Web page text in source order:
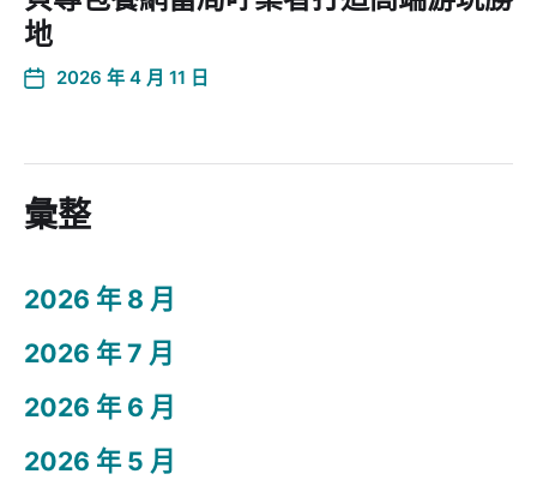
地
2026 年 4 月 11 日
彙整
2026 年 8 月
2026 年 7 月
2026 年 6 月
2026 年 5 月